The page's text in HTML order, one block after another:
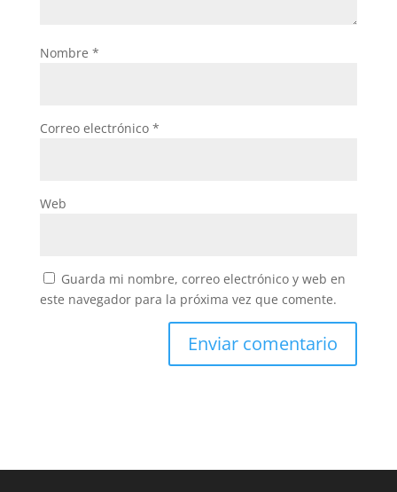
Nombre *
Correo electrónico *
Web
Guarda mi nombre, correo electrónico y web en
este navegador para la próxima vez que comente.